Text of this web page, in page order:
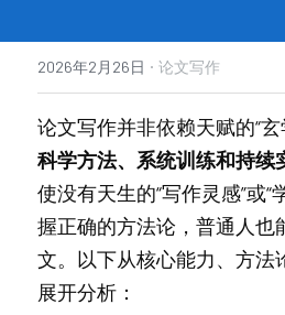
2026年2月26日 · 论文写作
论文写作并非依赖天赋的“
科学方法、系统训练和持续
使没有天生的“写作灵感”或“
握正确的方法论，普通人也
文。以下从核心能力、方法
展开分析：